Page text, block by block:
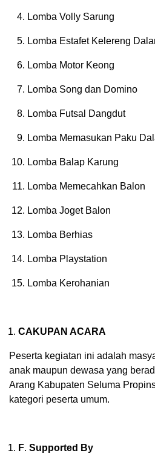
Lomba Volly Sarung
Lomba Estafet Kelereng
Lomba Motor Keong
Lomba Song dan Domino
Lomba Futsal Dangdut
Lomba Memasukan Paku
Lomba Balap Karung
Lomba Memecahkan Balon
Lomba Joget Balon
Lomba Berhias
Lomba Playstation
Lomba Kerohanian
CAKUPAN ACARA
Peserta kegiatan ini adalah
anak maupun dewasa yang
Arang Kabupaten Seluma
kategori peserta umum.
F. Supported By